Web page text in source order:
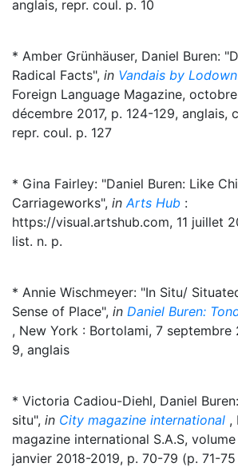
anglais, repr. coul. p. 10
* Amber Grünhäuser, Daniel Buren:
Radical Facts", in Vandais by Lodown
Foreign Language Magazine,
décembre 2017, p. 124-129, anglais,
repr. coul. p. 127
* Gina Fairley: "Daniel Buren: Like
Carriageworks", in Arts Hub :
https://visual.artshub.com, 11 juillet
list. n. p.
* Annie Wischmeyer: "In Situ/
Sense of Place", in Daniel Buren:
, New York : Bortolami, 7 septembre
9, anglais
* Victoria Cadiou-Diehl, Daniel
situ", in City magazine international ,
magazine international S.A.S,
janvier 2018-2019, p. 70-79 (p. 71-